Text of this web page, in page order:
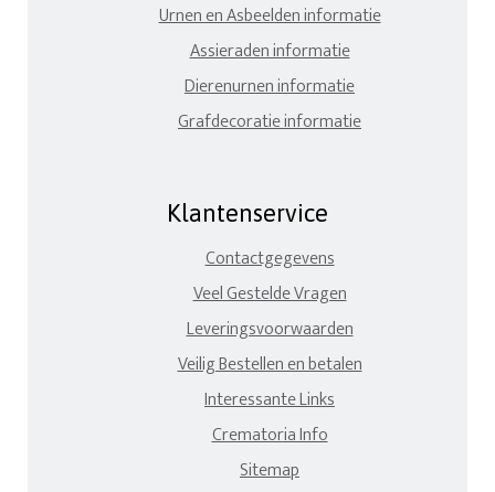
Urnen en Asbeelden informatie
Assieraden informatie
Dierenurnen informatie
Grafdecoratie informatie
Klantenservice
Contactgegevens
Veel Gestelde Vragen
Leveringsvoorwaarden
Veilig Bestellen en betalen
Interessante Links
Crematoria Info
Sitemap